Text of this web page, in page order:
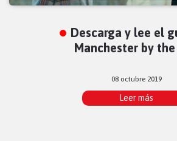
Descarga y lee el
Manchester by the
08 octubre 2019
Leer más